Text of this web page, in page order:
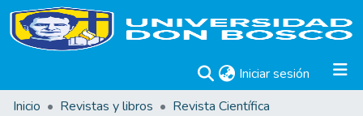
Iniciar sesión (current)
Inicio
Revistas y libros
Revista Científica